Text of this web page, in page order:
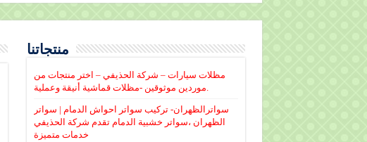
منتجاتنا
مظلات سيارات – شركة الحذيفي – اختر منتجات من
موردين موثوقين -مظلات قماشية أنيقة وعملية.
سواترالظهران- تركيب سواتر احواش الدمام | سواتر
الظهران ،سواتر خشبية الدمام تقدم شركة الحذيفي
خدمات متميزة